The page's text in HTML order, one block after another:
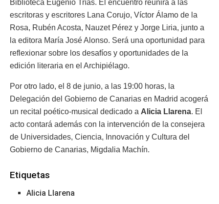
Biblioteca Eugenio Trías. El encuentro reunirá a las
escritoras y escritores Lana Corujo, Víctor Álamo de la
Rosa, Rubén Acosta, Nauzet Pérez y Jorge Liria, junto a
la editora María José Alonso. Será una oportunidad para
reflexionar sobre los desafíos y oportunidades de la
edición literaria en el Archipiélago.
Por otro lado, el 8 de junio, a las 19:00 horas, la
Delegación del Gobierno de Canarias en Madrid acogerá
un recital poético-musical dedicado a Alicia Llarena. El
acto contará además con la intervención de la consejera
de Universidades, Ciencia, Innovación y Cultura del
Gobierno de Canarias, Migdalia Machín.
Etiquetas
Alicia Llarena